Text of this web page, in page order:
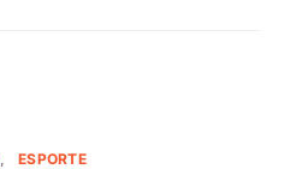
ESPORTE